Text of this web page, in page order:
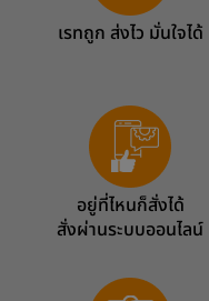
เรทถูก ส่งไว มั่นใจได้
อยู่ที่ไหนก็สั่งได้
สั่งผ่านระบบออนไลน์